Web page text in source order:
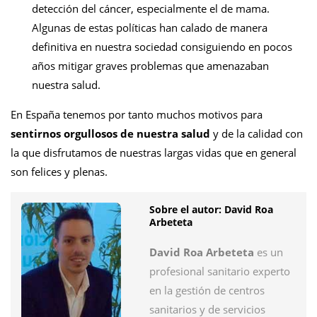
detección del cáncer, especialmente el de mama.
Algunas de estas políticas han calado de manera
definitiva en nuestra sociedad consiguiendo en pocos
años mitigar graves problemas que amenazaban
nuestra salud.
En España tenemos por tanto muchos motivos para
sentirnos orgullosos de nuestra salud y de la calidad con
la que disfrutamos de nuestras largas vidas que en general
son felices y plenas.
Sobre el autor: David Roa
Arbeteta
David Roa Arbeteta es un
profesional sanitario experto
en la gestión de centros
sanitarios y de servicios